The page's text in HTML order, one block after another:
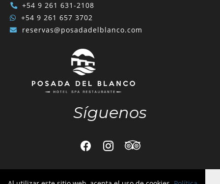
+54 9 261 631-2108
+54 9 261 657 3702
reservas@posadadelblanco.com
Síguenos